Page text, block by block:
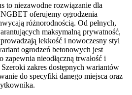
to niezawodne rozwiązanie dla
oferujemy ogrodzenia
różnorodnością. Od pełnych,
maksymalną prywatność,
lekkość i nowoczesny styl
ogrodzeń betonowych jest
nieodłączną trwałość i
zakres dostępnych wariantów
do specyfiki danego miejsca oraz